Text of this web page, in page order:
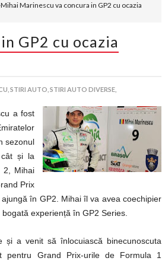
Mihai Marinescu va concura in GP2 cu ocazia
GP2 cu ocazia
STIRI AUTO, STIRI AUTO DIVERSE,
a fost
sezonul
și la
2, Mihai
Prix
în GP2. Mihai îl va avea coechipier
experiență în GP2 Series.
și a venit să înlocuiască binecunoscuta
pentru Grand Prix-urile de Formula 1